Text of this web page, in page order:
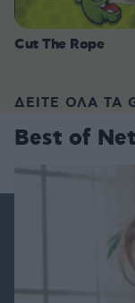
Cut The Rope
ΔΕΙΤΕ ΟΛΑ ΤΑ
Best of